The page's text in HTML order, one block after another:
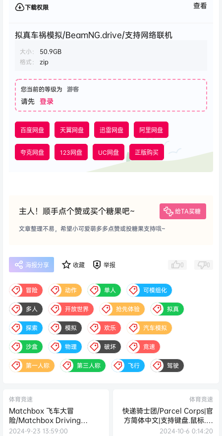
下载权限 查看
拟真车祸模拟/BeamNG.drive/支持网络联机
大小：
50.9GB
格式：
zip
您当前的等级为 游客
请先 登录
百度网盘 天翼网盘 迅雷网盘 阿里网盘
夸克网盘 123网盘 UC网盘 正版购买
主人！顺手点个赞或买个糖果吧~ 给TA买糖
文章整理不易，希望小可爱萌多多点赞或投糖果支持哦~
海报分享 收藏 举报 0 0
冒险 动作 单人 可模组化
多人 开放世界 抢先体验 拟真
探索 模拟 欢乐 汽车模拟
沙盒 物理 破坏 竞速
第一人称 第三人称 飞行 驾驶
体育竞速
Matchbox 飞车大冒
险/Matchbox Driving
Adventures
2024-9-23 13:59:00
体育竞速
快递骑士团/Parcel Corps|官
方简体中文|支持键盘.鼠标.手
柄
2024-10-6 0:14:20